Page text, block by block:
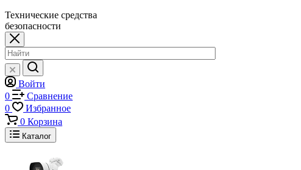
Технические средства
безопасности
Войти
0
Сравнение
0
Избранное
0 Корзина
Каталог